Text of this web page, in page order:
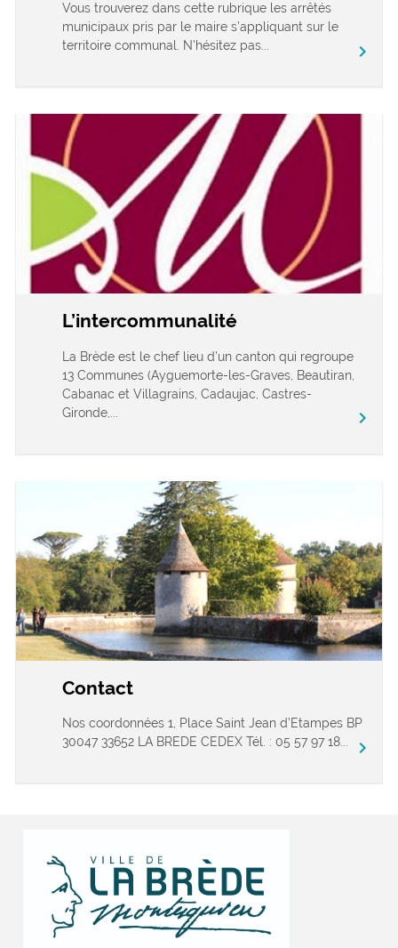
Vous trouverez dans cette rubrique les arrêtés
municipaux pris par le maire s’appliquant sur le
territoire communal. N’hésitez pas...
chevron_right
L’intercommunalité
La Brède est le chef lieu d’un canton qui regroupe
13 Communes (Ayguemorte-les-Graves, Beautiran,
Cabanac et Villagrains, Cadaujac, Castres-
Gironde,...
chevron_right
Contact
Nos coordonnées 1, Place Saint Jean d’Etampes BP
30047 33652 LA BREDE CEDEX Tél. : 05 57 97 18...
chevron_right